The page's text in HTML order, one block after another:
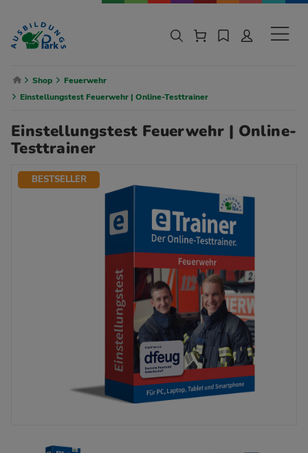
Zur Navigation springen
Zu den Hauptinhalten springen
Shop
Feuerwehr
Einstellungstest Feuerwehr | Online-Testtrainer
Einstellungstest Feuerwehr | Online-
Testtrainer
BESTSELLER